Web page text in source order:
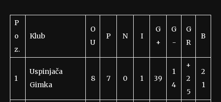
P
o
z.
Klub
O
U
P N I
G
+
G
-
G
R
B
1
Uspinjača
Gimka
8 7 0 1 39
1
4
+
2
5
2
1